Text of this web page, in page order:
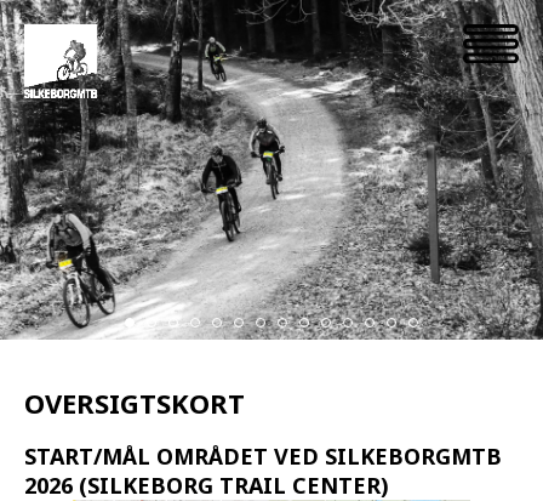
OVERSIGTSKORT
START/MÅL OMRÅDET VED SILKEBORGMTB
2026 (SILKEBORG TRAIL CENTER)